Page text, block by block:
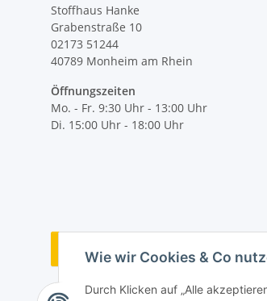
Wie wir Cookies & Co
Durch Klicken auf „Alle
Stoffhaus Hanke
Grabenstraße 10
02173 51244
40789 Monheim am Rhein
Öffnungszeiten
Mo. - Fr. 9:30 Uhr - 13:00 Uhr
Di. 15:00 Uhr - 18:00 Uhr
Vertrag widerrufen